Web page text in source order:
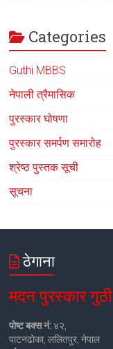
Categories
Guthi MBBS
नेपाली त्रैमासिक
पुरस्कार घोषणा
पुरस्कार समर्पण समारोह
श्रेष्ठ पुस्तक सूची
सूचना
ठेगाना
मदन पुरस्कार गुठी
पोष्ट बक्स नं: ४२,
पाटनढोका, ललितपुर, नेपाल